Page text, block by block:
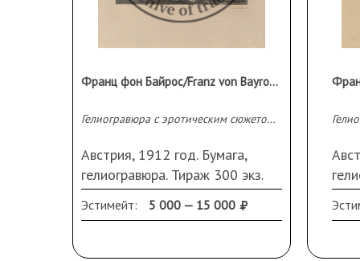
Корпора и несколькими другими художниками
В 1946 году он был одним из руководителей
искусств» (Fronte Nuovo delle Arti). «Новый фронт
новых художественных ценностей. В 1948 году из-за
остались художники, исповедующие реалистическую
1951 году он стал лауреатом премии Всемирного
рисунков «С нами Бог!», посвящённую гибели 320
Адреатине в 1944 году. Эта серия была издана
Наиболее публикуемый современный итальянский
х годах.
Франц фон Байрос/Franz von Bayros (1866 - 1924)
Гелиогравюра с эротическим сюжетом «Monsieur Suzanne»
Австрия, 1912 год. Бумага,
гелиогравюра. Тираж 300 экз.
Серия "Рисунки из будуара
мадам СС" (Bilder aus dem
16 см (размер изображения);
Эстимейт: 5 000 — 15 000